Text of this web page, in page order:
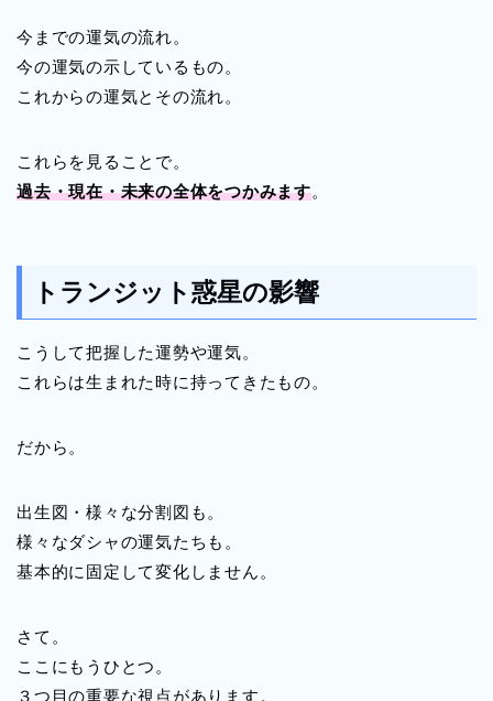
今までの運気の流れ。
今の運気の示しているもの。
これからの運気とその流れ。
これらを見ることで。
過去・現在・未来の全体をつかみます。
トランジット惑星の影響
こうして把握した運勢や運気。
これらは生まれた時に持ってきたもの。
だから。
出生図・様々な分割図も。
様々なダシャの運気たちも。
基本的に固定して変化しません。
さて。
ここにもうひとつ。
３つ目の重要な視点があります。